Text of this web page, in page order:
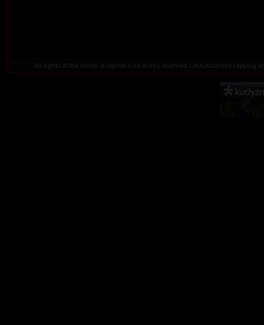
All rights of the owner of reproduced works reserved. Unauthorised copying